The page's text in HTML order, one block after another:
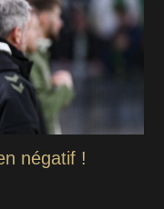
négatif !